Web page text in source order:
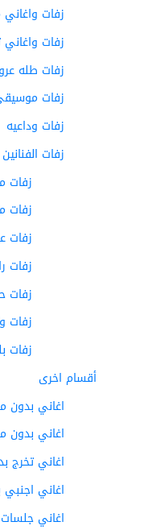
زفات واغاني
زفات واغاني
زفات طله
زفات موسيقى
زفات وداعيه
زفات الفنانين
زفات
زفات
زفات
زفات
زفات
زفات
زفات
أقسام اخرى
اغاني بدون
اغاني
اغاني تخرج
اغاني اجنبي
اغاني